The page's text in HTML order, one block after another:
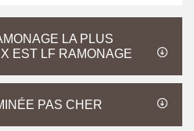
LA PLUS
EST LF RAMONAGE
PAS CHER